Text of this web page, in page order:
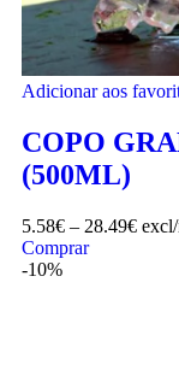
Adicionar aos
COPO
(500ML)
5.58€ – 28.49€
Comprar
-10%